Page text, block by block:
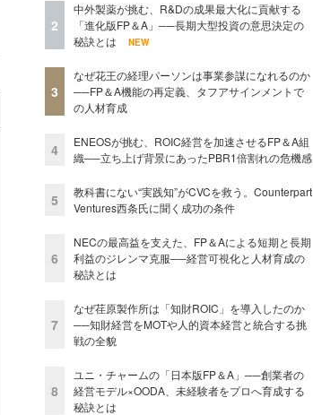
2
中外製薬が挑む、R&Dの成果最大化に貢献する
「進化版FP＆A」──長期大型投資の意思決定の
秘訣とは
NEW
3
なぜ花王の経理パーソンは事業参謀になれるのか
──FP＆A機能の再定義、タフアサインメントで
の人材育成
4
ENEOSが挑む、ROIC経営を加速させるFP＆A組
織──立ち上げ背景にあったPBR1倍割れの危機感
5
教科書にない“実践知”がCVCを救う。Counterpart
Ventures西条氏に聞く成功の条件
6
NECの最高益を支えた、FP＆Aによる短期と長期
利益のジレンマ克服──経営可視化と人材育成の
秘訣とは
7
なぜ荏原製作所は「知財ROIC」を導入したのか
──知財経営をMOTや人的資本経営と統合する挑
戦の全貌
8
ユニ・チャームの「日本版FP＆A」──創業者の
経営モデル×OODA、未経験者をプロへ育成する
秘訣とは